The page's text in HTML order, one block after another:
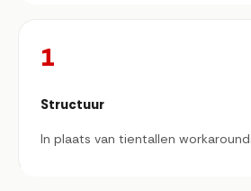
1
Structuur
In plaats van tientallen